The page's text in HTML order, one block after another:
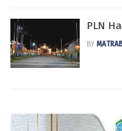
PLN
BY